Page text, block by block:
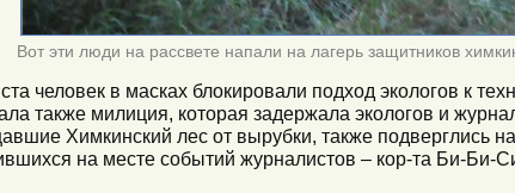
Вот эти люди на рассвете напали на лагерь защитников
человек в масках блокировали подход экологов к
также милиция, которая задержала экологов и
Химкинский лес от вырубки, также подверглись
на месте событий журналистов – кор-та Би-Би-